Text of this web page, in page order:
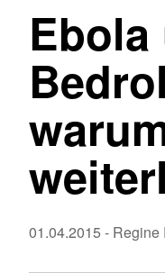
01.04.2015 - Regine